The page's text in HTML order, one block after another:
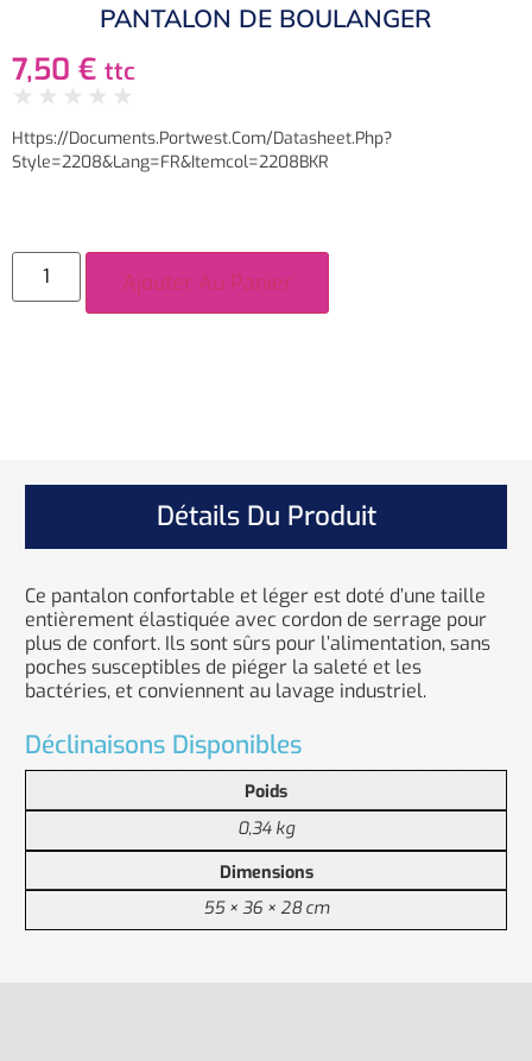
PANTALON DE BOULANGER
7,50 € ttc
★ ★ ★ ★ ★
Https://documents.portwest.com/datasheet.php?
Style=2208&lang=FR&itemcol=2208BKR
Ajouter Au Panier
Détails Du Produit
Ce pantalon confortable et léger est doté d’une taille
entièrement élastiquée avec cordon de serrage pour
plus de confort. Ils sont sûrs pour l’alimentation, sans
poches susceptibles de piéger la saleté et les
bactéries, et conviennent au lavage industriel.
Déclinaisons Disponibles
Poids
0,34 kg
Dimensions
55 × 36 × 28 cm